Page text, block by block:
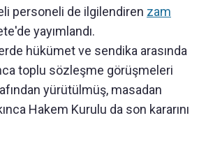
personeli de ilgilendiren zam
yayımlandı.
hükümet ve sendika arasında
toplu sözleşme görüşmeleri
yürütülmüş, masadan
Hakem Kurulu da son kararını